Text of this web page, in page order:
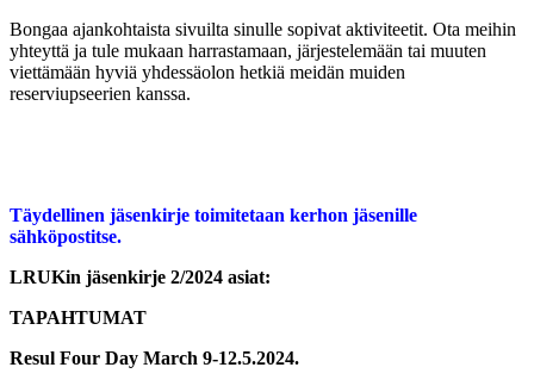
Bongaa ajankohtaista sivuilta sinulle sopivat aktiviteetit. Ota meihin
yhteyttä ja tule mukaan harrastamaan, järjestelemään tai muuten
viettämään hyviä yhdessäolon hetkiä meidän muiden
reserviupseerien kanssa.
Täydellinen jäsenkirje toimitetaan kerhon jäsenille
sähköpostitse.
LRUKin jäsenkirje 2/2024 asiat:
TAPAHTUMAT
Resul Four Day March 9-12.5.2024.